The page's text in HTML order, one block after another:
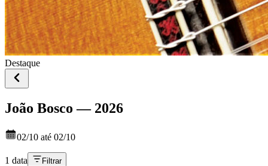
Destaque
João Bosco — 2026
02/10 até 02/10
1 data Filtrar